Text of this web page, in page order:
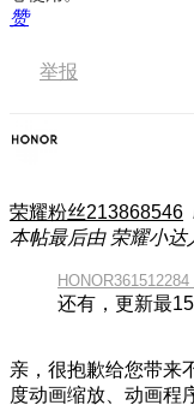
赞
举报
荣耀粉丝213868546
本帖最后由 荣耀小
还有，更新最
亲，很抱歉给您带来
度动画缩放、动画程